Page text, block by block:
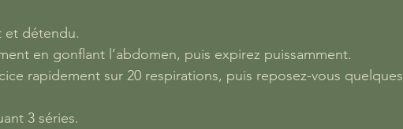
et détendu.
en gonflant l’abdomen, puis expirez puissamment.
rapidement sur 20 respirations, puis reposez-vous quelques
3 séries.